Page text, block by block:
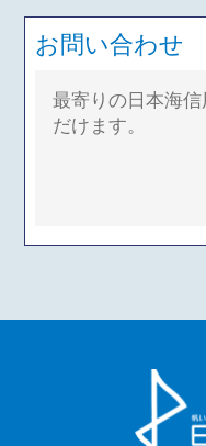
お問い合わせ
最寄りの日本海
だけます。